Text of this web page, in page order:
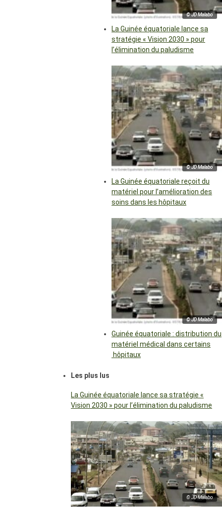
© JD Malabo
La Guinée équatoriale lance sa
stratégie « Vision 2030 » pour
l’élimination du paludisme
© JD Malabo
La Guinée équatoriale reçoit du
matériel pour l’amélioration des
soins dans les hôpitaux
© JD Malabo
Guinée équatoriale : distribution du
matériel médical dans certains
hôpitaux
Les plus lus
La Guinée équatoriale lance sa stratégie «
Vision 2030 » pour l’élimination du paludisme
© JD Malabo